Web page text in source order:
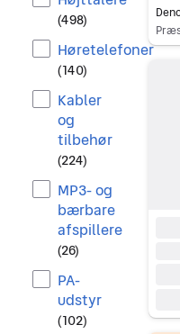
(498)
Høretelefoner
(140)
Kabler
og
tilbehør
(224)
MP3- og
bærbare
afspillere
(26)
PA-
udstyr
(102)
Gå